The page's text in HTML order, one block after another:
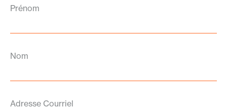
Prénom
Nom
Adresse Courriel